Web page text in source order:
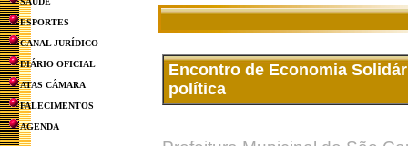
ESPORTES
CANAL JURÍDICO
DIÁRIO OFICIAL
ATAS CÂMARA
FALECIMENTOS
AGENDA
Encontro de Economia
política